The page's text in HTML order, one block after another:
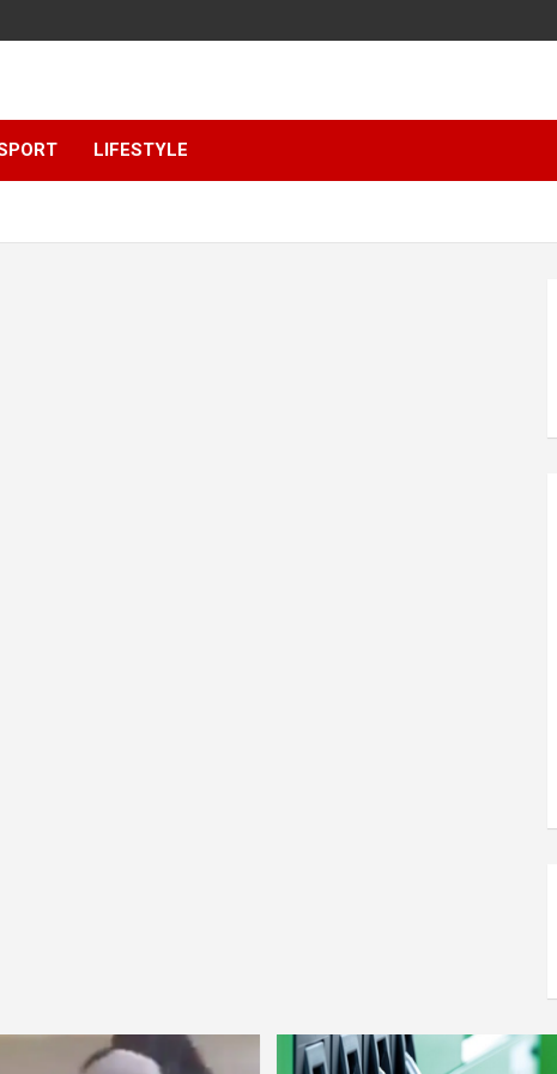
LIFESTYLE